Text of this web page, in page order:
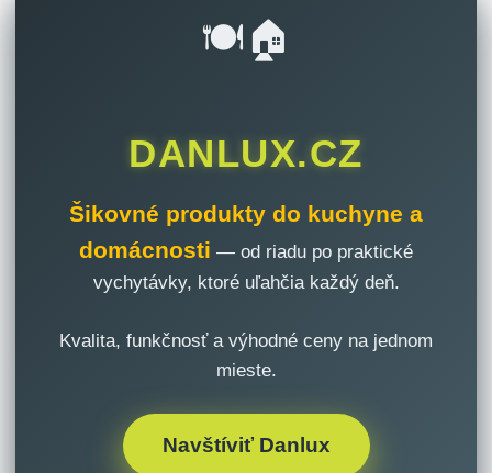
🍽️🏠
DANLUX.CZ
Šikovné produkty do kuchyne a
domácnosti — od riadu po praktické
vychytávky, ktoré uľahčia každý deň.
Kvalita, funkčnosť a výhodné ceny na jednom
mieste.
Navštíviť Danlux